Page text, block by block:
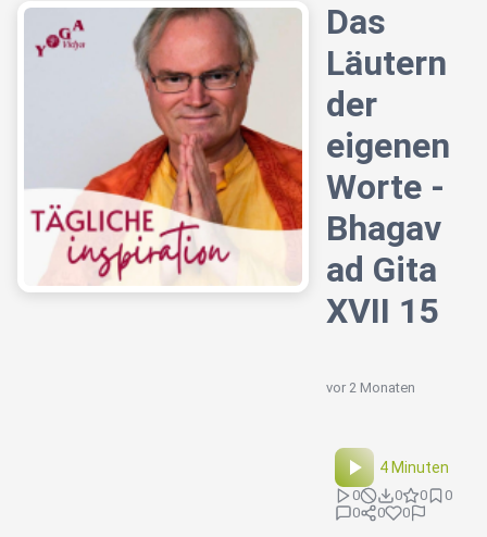
Das
Läutern
der
eigenen
Worte -
Bhagav
ad Gita
XVII 15
vor 2 Monaten
4 Minuten
0 0 0
0
0
0 0